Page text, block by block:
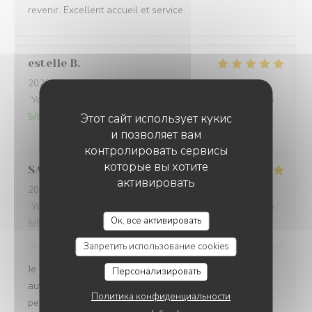
Этот сайт использует кукис
и позволяет вам
контролировать сервисы
которые вы хотите
активировать
Ок, все активировать
Запретить использование cookies
Персонализировать
Политика конфиденциальности
revenir. Excellent accueil et service.
estelle B
2026-08-06- 19:30 - гости 2
Услуги
Цена / качество :
5/5
SANDRA
2026-08-05
- 12:30 - гости 2
Услуги
Цена / качество :
5/5
Je suis venue pour la 3ème fois et j’apprécie toujours
autant la beauté du cadre, le professionnalisme du
personnel, la grande qualité des plats et l’accueil